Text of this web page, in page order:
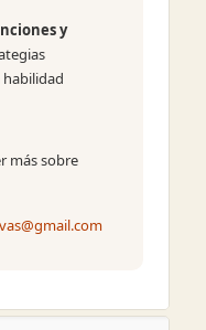
y
más sobre